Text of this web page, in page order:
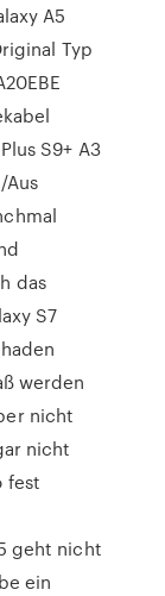
A5
Typ
S9+ A3
Aus
das
S7
werden
nicht
nicht
fest
geht nicht
ein